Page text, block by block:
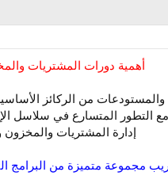
أهمية دورات المشتريات
من الركائز
التطور المتسارع في سلاسل
إدارة المشتريات
مجموعة متميزة من